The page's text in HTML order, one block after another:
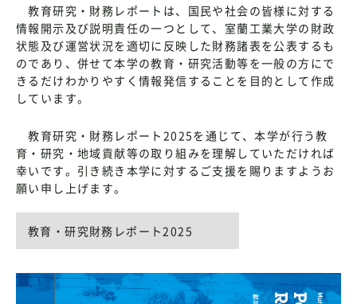
教育研究・財務レポートは、国民や社会の皆様に対する
情報開示及び説明責任の一つとして、室蘭工業大学の財政
状態及び運営状況を適切に反映した財務諸表を公表するも
のであり、併せて本学の教育・研究活動等を一般の方にで
きるだけわかりやすく情報発信することを目的として作成
しています。
教育研究・財務レポート2025を通じて、本学が行う教
育・研究・地域貢献等の取り組みを理解していただければ
幸いです。引き続き本学に対するご支援を賜りますようお
願い申し上げます。
教育・研究財務レポート2025